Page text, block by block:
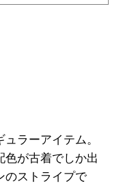
ラーアイテム。
色が古着でしか出
のストライプで